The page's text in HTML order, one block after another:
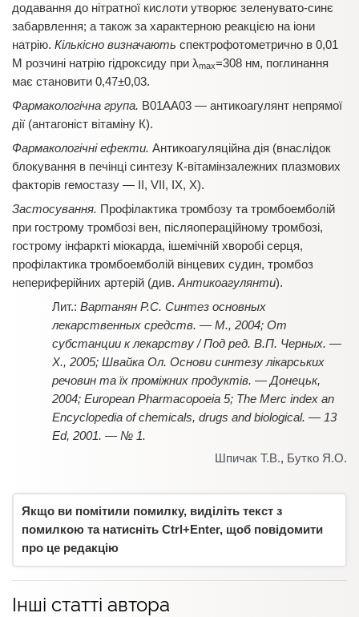
додавання до нітратної кислоти утворює зеленувато-синє
забарвлення; а також за характерною реакцією на іони
натрію. Кількісно визначають спектрофотометрично в 0,01
М розчині натрію гідроксиду при λmax=308 нм, поглинання
має становити 0,47±0,03.
Фармакологічна група. В01АА03 — антикоагулянт непрямої
дії (антагоніст вітаміну К).
Фармакологічні ефекти. Антикоагуляційна дія (внаслідок
блокування в печінці синтезу К-вітамінзалежних плазмових
факторів гемостазу — ІІ, VІІ, ІХ, Х).
Застосування. Профілактика тромбозу та тромбоемболій
при гострому тромбозі вен, післяопераційному тромбозі,
гострому інфаркті міокарда, ішемічній хворобі серця,
профілактика тромбоемболій вінцевих судин, тромбоз
непериферійних артерій (див. Антикоагулянти).
Вартанян Р.С. Синтез основных
лекарственных средств. — М., 2004; От
субстанции к лекарству / Под ред. В.П. Черных. —
Х., 2005; Швайка Ол. Основи синтезу лікарських
речовин та їх проміжних продуктів. — Донецьк,
2004; European Pharmacopoeia 5; Тhе Меrc index an
Encyclopedia of chemicals, drugs and biological. — 13
Ed, 2001. — № 1.
Шпичак Т.В., Бутко Я.О.
Якщо ви помітили помилку, виділіть текст з
помилкою та натисніть Ctrl+Enter, щоб повідомити
про це редакцію
Інші статті автора